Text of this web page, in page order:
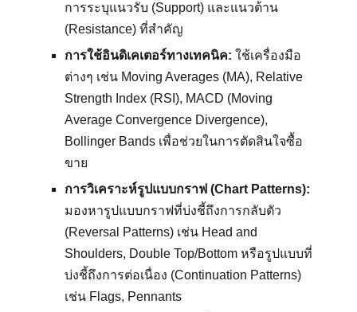
การระบุแนวรับ (Support) และแนวต้าน
(Resistance) ที่สำคัญ
การใช้อินดิเคเตอร์ทางเทคนิค: ใช้เครื่องมือ
ต่างๆ เช่น Moving Averages (MA), Relative
Strength Index (RSI), MACD (Moving
Average Convergence Divergence),
Bollinger Bands เพื่อช่วยในการตัดสินใจซื้อ
ขาย
การวิเคราะห์รูปแบบกราฟ (Chart Patterns):
มองหารูปแบบกราฟที่บ่งชี้ถึงการกลับตัว
(Reversal Patterns) เช่น Head and
Shoulders, Double Top/Bottom หรือรูปแบบที่
บ่งชี้ถึงการต่อเนื่อง (Continuation Patterns)
เช่น Flags, Pennants